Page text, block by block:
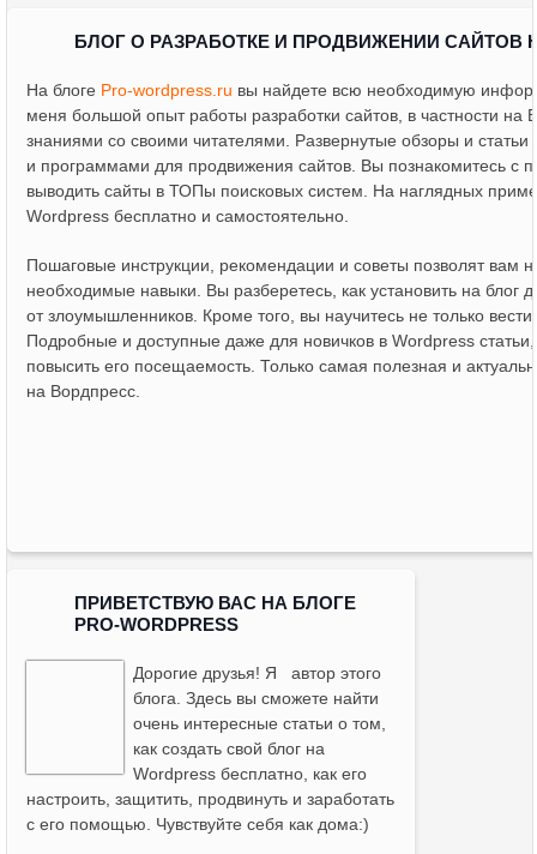
БЛОГ О РАЗРАБОТКЕ И ПРОДВИЖЕНИИ САЙТОВ НА
На блоге Pro-wordpress.ru вы найдете всю необходимую
меня большой опыт работы разработки сайтов, в частности на
знаниями со своими читателями. Развернутые обзоры и
и программами для продвижения сайтов. Вы познакомитесь с
выводить сайты в ТОПы поисковых систем. На наглядных
Wordpress бесплатно и самостоятельно.
Пошаговые инструкции, рекомендации и советы позволят вам
необходимые навыки. Вы разберетесь, как установить на блог
от злоумышленников. Кроме того, вы научитесь не только
Подробные и доступные даже для новичков в Wordpress статьи,
повысить его посещаемость. Только самая полезная и
на Вордпресс.
ПРИВЕТСТВУЮ ВАС НА БЛОГЕ
PRO-WORDPRESS
Дорогие друзья! Я
автор этого
блога . Здесь вы сможете найти
очень интересные статьи о том,
как создать свой блог на
Wordpress бесплатно, как его
настроить, защитить, продвинуть и заработать
с его помощью. Чувствуйте себя как дома:)